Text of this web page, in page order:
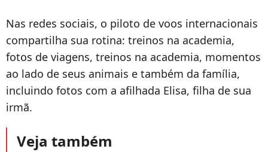
Nas redes sociais, o piloto de voos internacionais
compartilha sua rotina: treinos na academia,
fotos de viagens, treinos na academia, momentos
ao lado de seus animais e também da família,
incluindo fotos com a afilhada Elisa, filha de sua
irmã.
Veja também